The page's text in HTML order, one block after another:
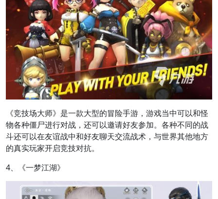
《竞技场大师》是一款大型的冒险手游，游戏当中可以和怪
物各种僵尸进行对战，还可以邀请好友参加。各种不同的战
斗还可以在友谊战中和好友聊天交流战术，与世界其他地方
的真实玩家开启竞技对抗。
4、《一梦江湖》